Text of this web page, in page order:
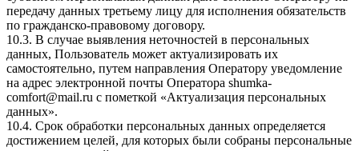
передачу данных третьему лицу для исполнения обязательств
по гражданско-правовому договору.
10.3. В случае выявления неточностей в персональных
данных, Пользователь может актуализировать их
самостоятельно, путем направления Оператору уведомление
на адрес электронной почты Оператора shumka-
comfort@mail.ru с пометкой «Актуализация персональных
данных».
10.4. Срок обработки персональных данных определяется
достижением целей, для которых были собраны персональные